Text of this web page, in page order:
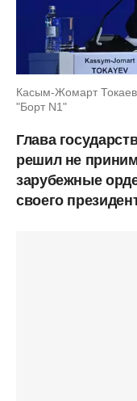
Касым-Жомарт
"Борт N1"
Глава
решил не
зарубежные
своего